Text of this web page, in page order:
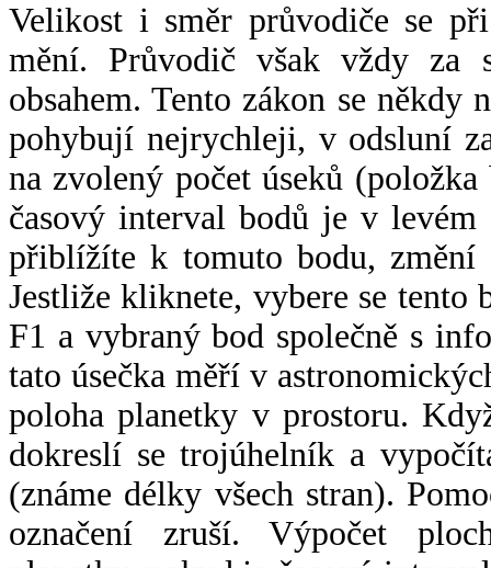
Velikost i směr průvodiče se
mění. Průvodič však vždy za
obsahem. Tento zákon se někdy
pohybují nejrychleji, v odsluní
na zvolený počet úseků
časový interval bodů je v
přiblížíte k tomuto bodu,
Jestliže kliknete, vybere se tento
F1 a vybraný bod společně s
tato úsečka měří v
poloha planetky v prostoru.
dokreslí se trojúhelník a
(známe délky všech stran).
označení zruší. Výpočet